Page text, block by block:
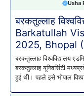
Usha
बरकतुल्लाह
Barkatullah
2025, Bhopal
बरकतुल्लाह
बरकतुल्लाह यूनिवर्सिटी
हुई थी। पहले इसे भोपाल